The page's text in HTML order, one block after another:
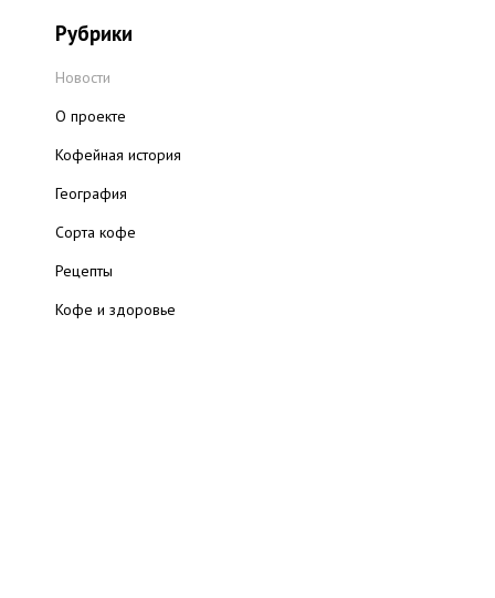
Рубрики
Новости
О проекте
Кофейная история
География
Сорта кофе
Рецепты
Кофе и здоровье